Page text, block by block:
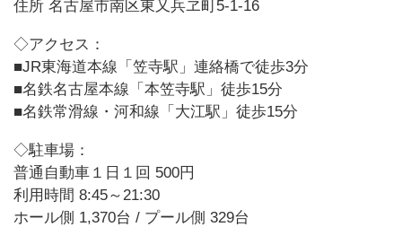
住所 名古屋市南区東又兵ヱ町5-1-16
◇アクセス：
■JR東海道本線「笠寺駅」連絡橋で徒歩3分
■名鉄名古屋本線「本笠寺駅」徒歩15分
■名鉄常滑線・河和線「大江駅」徒歩15分
◇駐車場：
普通自動車１日１回 500円
利用時間 8:45～21:30
ホール側 1,370台 / プール側 329台